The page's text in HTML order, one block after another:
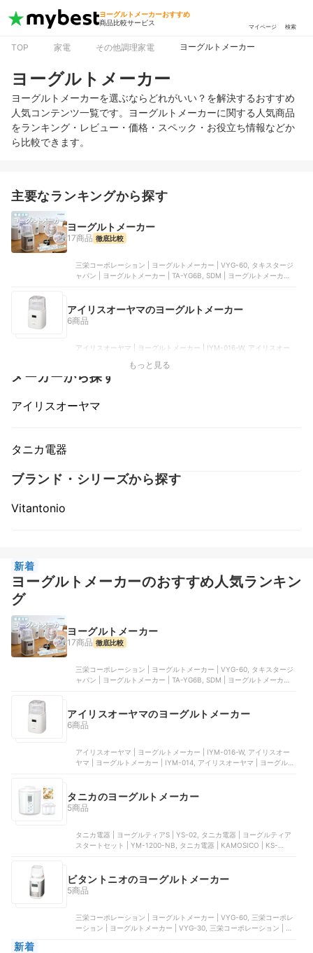
ヨーグルトメーカーおすすめ
商品比較サービス
マイページ 検索
TOP 家電 その他調理家電 ヨーグルトメーカー
ヨーグルトメーカー
ヨーグルトメーカーを選ぶならどれがいい？を解決するおすすめ
人気コンテンツ一覧です。ヨーグルトメーカーに関する人気商品
をランキング・レビュー・価格・スペック・お役立ち情報などか
ら比較できます。
主要なランキングから探す
ヨーグルトメーカー
17商品 徹底比較
三栄コーポレーション | ヨーグルトメーカー | VYG-60, タキスタージ
ャパン | ヨーグルトメーカー | TA-YG6B, SDM | ヨーグルトメーカー,
アイリスオーヤマのヨーグルトメーカー
6商品
アイリスオーヤマ | ヨーグルトメーカー | IYM-016-W, アイリスオー
メーカー | KYM-014, アイリスオーヤマ | ヨーグルトメーカー | KYM-
013, アイリスオーヤマ | ヨーグルトメーカー | IYM011
もっと見る
メーカーから探す
アイリスオーヤマ
タニカ電器
ブランド・シリーズから探す
Vitantonio
新着
ヨーグルトメーカーのおすすめ人気ランキン
グ
ヨーグルトメーカー
17商品 徹底比較
三栄コーポレーション | ヨーグルトメーカー | VYG-60, タキスタージ
ャパン | ヨーグルトメーカー | TA-YG6B, SDM | ヨーグルトメーカー,
アイリスオーヤマのヨーグルトメーカー
6商品
アイリスオーヤマ | ヨーグルトメーカー | IYM-016-W, アイリスオー
ヤマ | ヨーグルトメーカー | IYM-014, アイリスオーヤマ | ヨーグルト
タニカのヨーグルトメーカー
5商品
タニカ電器 | ヨーグルティアS | YS-02, タニカ電器 | ヨーグルティア
スタートセット | YM-1200-NB, タニカ電器 | KAMOSICO | KS-
ビタントニオのヨーグルトメーカー
5商品
三栄コーポレーション | ヨーグルトメーカー | VYG-60, 三栄コーポレ
ーション | ヨーグルトメーカー | VYG-30, 三栄コーポレーション | 発
新着